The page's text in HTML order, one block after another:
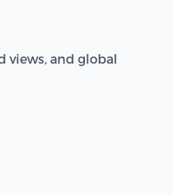
views, and global